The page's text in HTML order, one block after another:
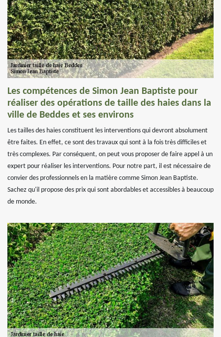
Les compétences de Simon Jean Baptiste pour
réaliser des opérations de taille des haies dans la
ville de Beddes et ses environs
Les tailles des haies constituent les interventions qui devront absolument
être faites. En effet, ce sont des travaux qui sont à la fois très difficiles et
très complexes. Par conséquent, on peut vous proposer de faire appel à un
expert pour réaliser les interventions. Pour notre part, il est nécessaire de
convier des professionnels en la matière comme Simon Jean Baptiste.
Sachez qu'il propose des prix qui sont abordables et accessibles à beaucoup
de monde.